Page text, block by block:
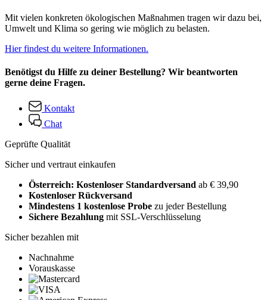
Mit vielen konkreten ökologischen Maßnahmen tragen wir dazu bei,
Umwelt und Klima so gering wie möglich zu belasten.
Hier findest du weitere Informationen.
Benötigst du Hilfe zu deiner Bestellung? Wir beantworten
gerne deine Fragen.
Kontakt
Chat
Geprüfte Qualität
Sicher und vertraut einkaufen
Österreich: Kostenloser Standardversand ab € 39,90
Kostenloser Rückversand
Mindestens 1 kostenlose Probe zu jeder Bestellung
Sichere Bezahlung mit SSL-Verschlüsselung
Sicher bezahlen mit
Nachnahme
Vorauskasse